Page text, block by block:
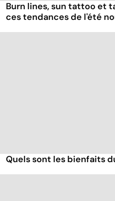
Burn lines, sun tattoo et
ces tendances de l'été
Quels sont les bienfaits